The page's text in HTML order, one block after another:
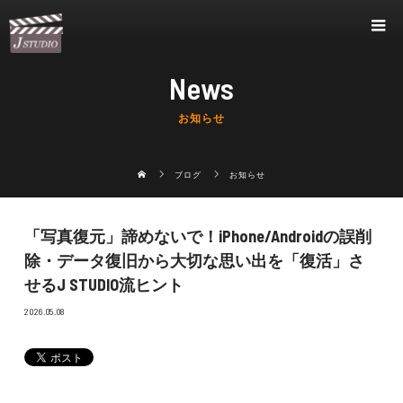
News
お知らせ
ブログ お知らせ
「写真復元」諦めないで！iPhone/Androidの誤削
除・データ復旧から大切な思い出を「復活」さ
せるJ STUDIO流ヒント
2026.05.08